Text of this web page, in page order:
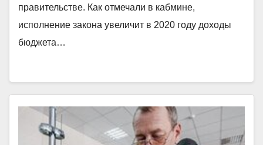
правительстве. Как отмечали в кабмине,
исполнение закона увеличит в 2020 году доходы
бюджета…